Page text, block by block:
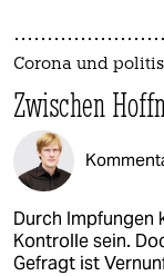
Corona und
Zwischen
Durch Impfungen
Kontrolle sein.
Gefragt ist